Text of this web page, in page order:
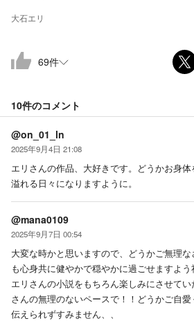
大石エリ
69件
10件のコメント
@on_01_ln
2025年9月4日 21:08
エリさんの作品、大好きです。どうかお身
溢れる日々になりますように。
@mana0109
2025年9月7日 00:54
大変な時かと思いますので、どうかご無理
も心身共に健やかで穏やかに過ごせますよう
エリさんの小説をもちろん楽しみにさせて
さんの無理のないペースで！！どうかご自愛
伝えられずすみません、、